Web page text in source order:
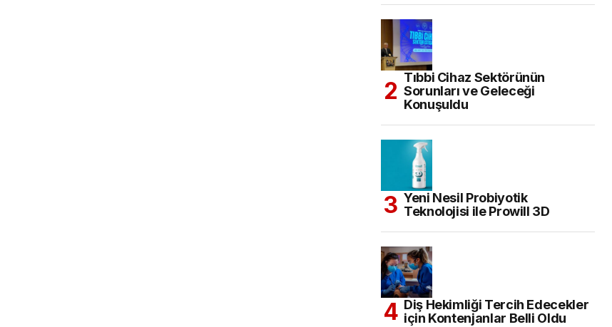
Tıbbi Cihaz Sektörünün
Sorunları ve Geleceği
Konuşuldu
Yeni Nesil Probiyotik
Teknolojisi ile Prowill 3D
Diş Hekimliği Tercih Edecekler
için Kontenjanlar Belli Oldu